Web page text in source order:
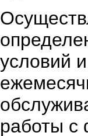
условий
работы с